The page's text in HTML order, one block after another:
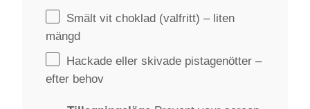
Smält vit choklad (valfritt) – liten
mängd
Hackade eller skivade pistagenötter –
efter behov